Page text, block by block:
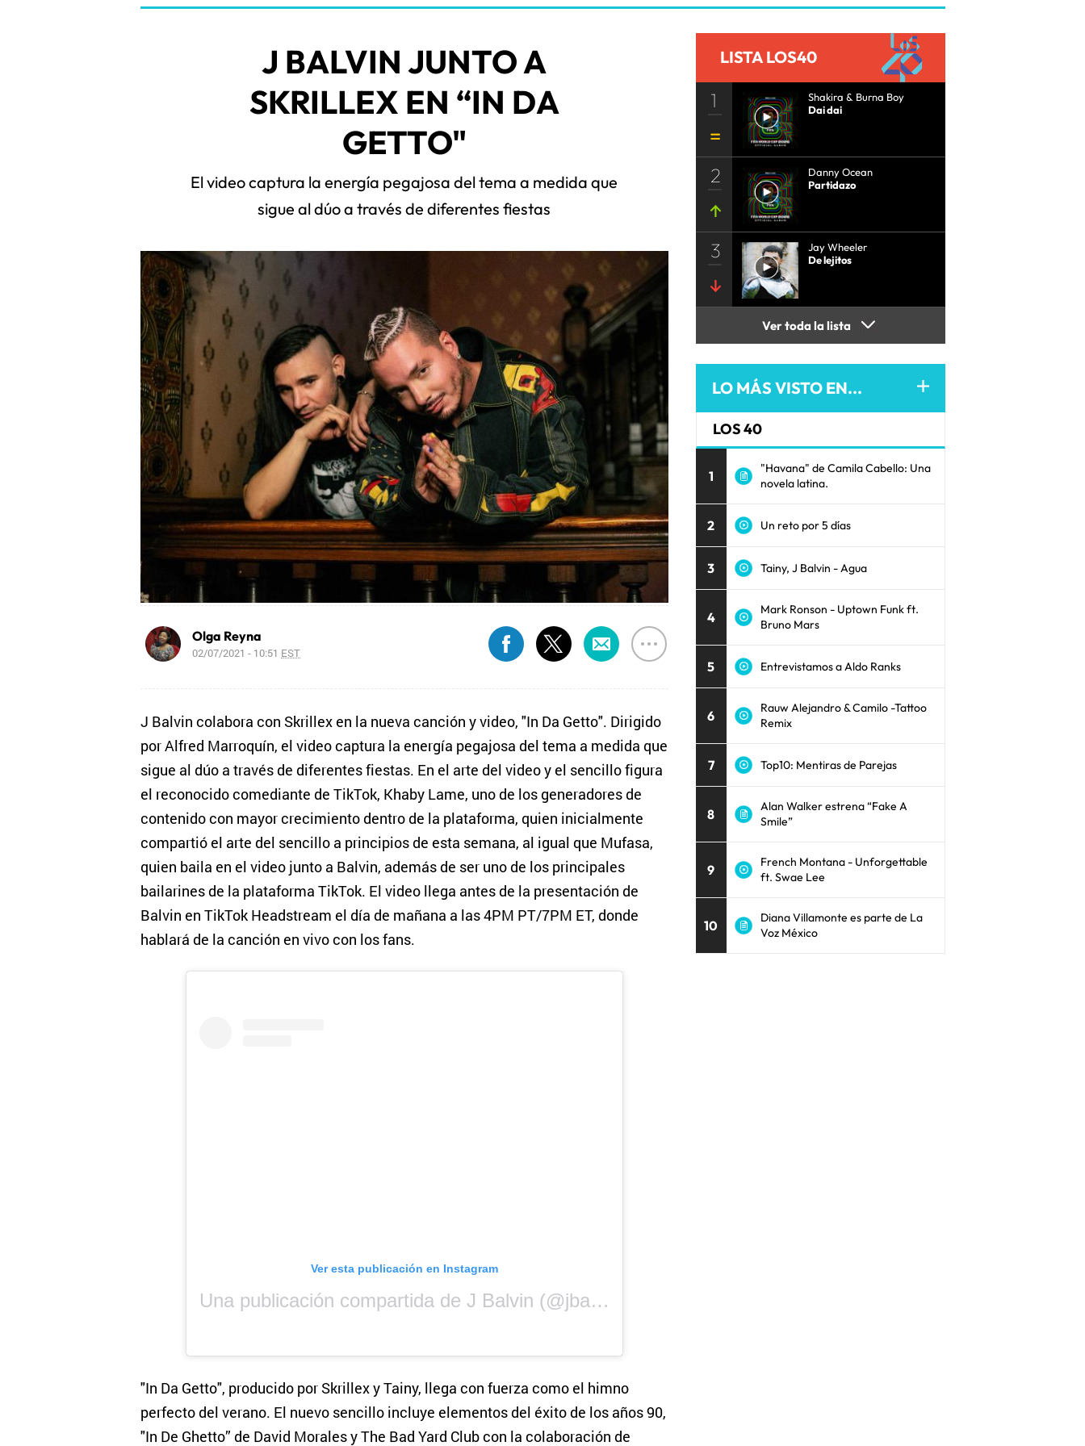
J BALVIN JUNTO A
SKRILLEX EN “IN DA
GETTO"
El video captura la energía pegajosa del tema a medida que
sigue al dúo a través de diferentes fiestas
Olga Reyna
02/07/2021 - 10:51 EST
J Balvin colabora con Skrillex en la nueva canción y video, "In Da Getto". Dirigido
por Alfred Marroquín, el video captura la energía pegajosa del tema a medida que
sigue al dúo a través de diferentes fiestas. En el arte del video y el sencillo figura
el reconocido comediante de TikTok, Khaby Lame, uno de los generadores de
contenido con mayor crecimiento dentro de la plataforma, quien inicialmente
compartió el arte del sencillo a principios de esta semana, al igual que Mufasa,
quien baila en el video junto a Balvin, además de ser uno de los principales
bailarines de la plataforma TikTok. El video llega antes de la presentación de
Balvin en TikTok Headstream el día de mañana a las 4PM PT/7PM ET, donde
hablará de la canción en vivo con los fans.
Ver esta publicación en Instagram
Una publicación compartida de J Balvin (@jbalvin)
"In Da Getto", producido por Skrillex y Tainy, llega con fuerza como el himno
perfecto del verano. El nuevo sencillo incluye elementos del éxito de los años 90,
"In De Ghetto” de David Morales y The Bad Yard Club con la colaboración de
LISTA LOS40
1
Shakira & Burna Boy
Dai dai
2
Danny Ocean
Partidazo
3
Jay Wheeler
De lejitos
Ver toda la lista
LO MÁS VISTO EN...
LOS 40
1
"Havana" de Camila Cabello: Una
novela latina.
2 Un reto por 5 días
3 Tainy, J Balvin - Agua
4
Mark Ronson - Uptown Funk ft.
Bruno Mars
5 Entrevistamos a Aldo Ranks
6
Rauw Alejandro & Camilo -Tattoo
Remix
7 Top10: Mentiras de Parejas
8
Alan Walker estrena “Fake A
Smile”
9
French Montana - Unforgettable
ft. Swae Lee
10
Diana Villamonte es parte de La
Voz México